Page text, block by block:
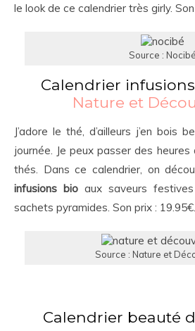
le look de ce calendrier très girly.
Source : Nocibé
Calendrier
Nature et
J’adore le thé, d’ailleurs j’en bois
journée. Je peux passer des
thés. Dans ce calendrier, on
infusions bio aux saveurs
sachets pyramides. Son prix : 19.95€.
Source : Nature et
Calendrier beauté